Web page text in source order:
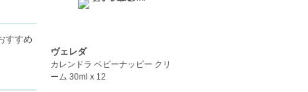
すすめ
ヴェレダ
カレンドラ ベビーナッピー クリ
ーム 30ml x 12